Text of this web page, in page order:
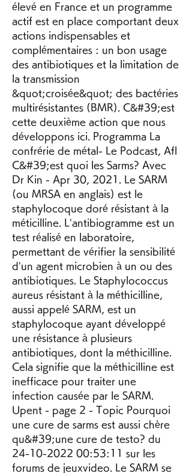
élevé en France et un programme
actif est en place comportant deux
actions indispensables et
complémentaires : un bon usage
des antibiotiques et la limitation de
la transmission
&quot;croisée&quot; des bactéries
multirésistantes (BMR). C&#39;est
cette deuxième action que nous
développons ici. ‎Programma La
confrérie de métal- Le Podcast, Afl
C&#39;est quoi les Sarms? Avec
Dr Kin - Apr 30, 2021. Le SARM
(ou MRSA en anglais) est le
staphylocoque doré résistant à la
méticilline. L’antibiogramme est un
test réalisé en laboratoire,
permettant de vérifier la sensibilité
d’un agent microbien à un ou des
antibiotiques. Le Staphylococcus
aureus résistant à la méthicilline,
aussi appelé SARM, est un
staphylocoque ayant développé
une résistance à plusieurs
antibiotiques, dont la méthicilline.
Cela signifie que la méthicilline est
inefficace pour traiter une
infection causée par le SARM.
Upent - page 2 - Topic Pourquoi
une cure de sarms est aussi chère
qu&#39;une cure de testo? du
24-10-2022 00:53:11 sur les
forums de jeuxvideo. Le SARM se